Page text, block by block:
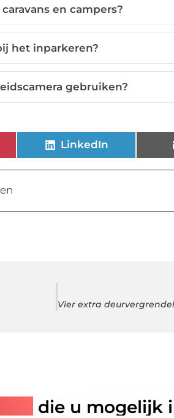
en campers?
het inparkeren?
gebruiken?
LinkedIn
die u mogelijk